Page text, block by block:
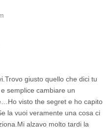
giusto quello che dici tu
semplice cambiare un
visto the segret e ho capito
la vuoi veramente una cosa ci
alzavo molto tardi la